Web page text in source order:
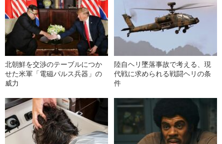
北朝鮮を交渉のテーブルにつか
せた米軍「電磁パルス兵器」の
威力
陸自ヘリ墜落事故で考える、現
代戦に求められる戦闘ヘリの条
件